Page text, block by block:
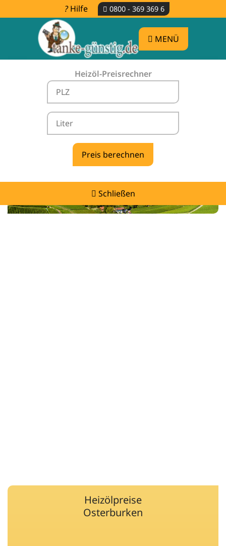
Hilfe 0800 - 369 369 6
MENÜ
Heizöl-Preisrechner
Schließen
Heizölpreise Osterburken -
vergleichen & günstig tanken
Heizölpreise
Osterburken